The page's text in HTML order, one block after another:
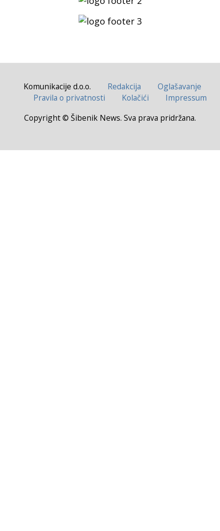
Komunikacije d.o.o. Redakcija
Oglašavanje
Pravila o privatnosti
Kolačići
Impressum
Copyright © Šibenik News. Sva prava pridržana.